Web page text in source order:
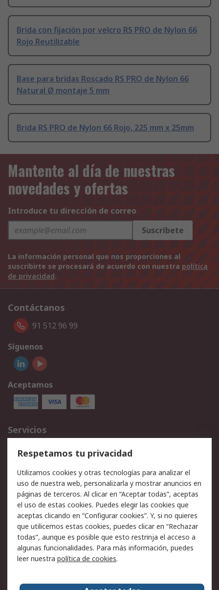
Brida con fijación por velcro RS PRO de Nylon 66
Rojo Reutilizable
Base para bridas Roscado RS PRO de Nylon 66
Natural Ø montaje 5 mm
Brida RS PRO de Nylon 66 Rojo, 225 mm x 25mm
Mantente al día de nuestras
novedades y ofertas
Introduce tu dirección de correo
Suscríbete
La información personal que nos proporciones al
suscribirte se procesará de acuerdo con nuestra política
de privacidad.
Contáctanos
91 512 96 99
Síguenos
Aceptamos
Servicios
Cómo realizar pedidos
Devoluciones
Facturación y pago
Ofertas
Soporte técnico
Legal
Aviso legal
Política de privacidad -
Actualizada
Política sobre cookies
Seguridad de emails
Certificaciones de
Condiciones de venta
Respetamos tu privacidad
Utilizamos cookies y otras tecnologías para analizar el
uso de nuestra web, personalizarla y mostrar anuncios en
páginas de terceros. Al clicar en “Aceptar todas”, aceptas
el uso de estas cookies. Puedes elegir las cookies que
aceptas clicando en “Configurar cookies”. Y, si no quieres
que utilicemos estas cookies, puedes clicar en “Rechazar
todas”, aunque es posible que esto restrinja el acceso a
algunas funcionalidades. Para más información, puedes
leer nuestra política de cookies.